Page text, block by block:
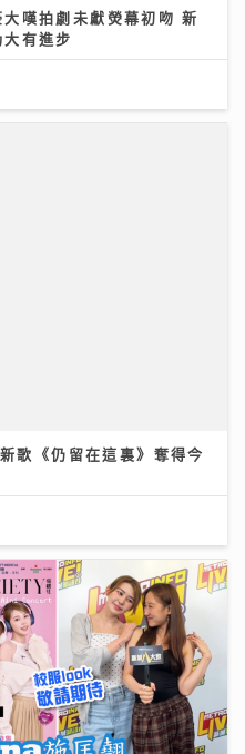
大嘆拍劇未獻熒幕初吻 新
有進步
歌《仍留在這裏》奪得今